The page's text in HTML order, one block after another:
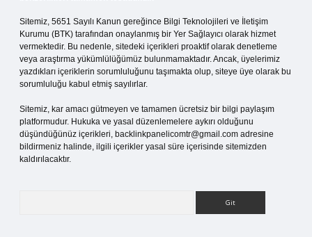
Sitemiz, 5651 Sayılı Kanun gereğince Bilgi Teknolojileri ve İletişim
Kurumu (BTK) tarafından onaylanmış bir Yer Sağlayıcı olarak hizmet
vermektedir. Bu nedenle, sitedeki içerikleri proaktif olarak denetleme
veya araştırma yükümlülüğümüz bulunmamaktadır. Ancak, üyelerimiz
yazdıkları içeriklerin sorumluluğunu taşımakta olup, siteye üye olarak bu
sorumluluğu kabul etmiş sayılırlar.
Sitemiz, kar amacı gütmeyen ve tamamen ücretsiz bir bilgi paylaşım
platformudur. Hukuka ve yasal düzenlemelere aykırı olduğunu
düşündüğünüz içerikleri, backlinkpanelicomtr@gmail.com adresine
bildirmeniz halinde, ilgili içerikler yasal süre içerisinde sitemizden
kaldırılacaktır.